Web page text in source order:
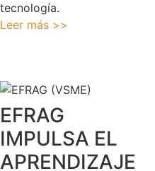
tecnología.
Leer más >>
EFRAG
IMPULSA EL
APRENDIZAJE